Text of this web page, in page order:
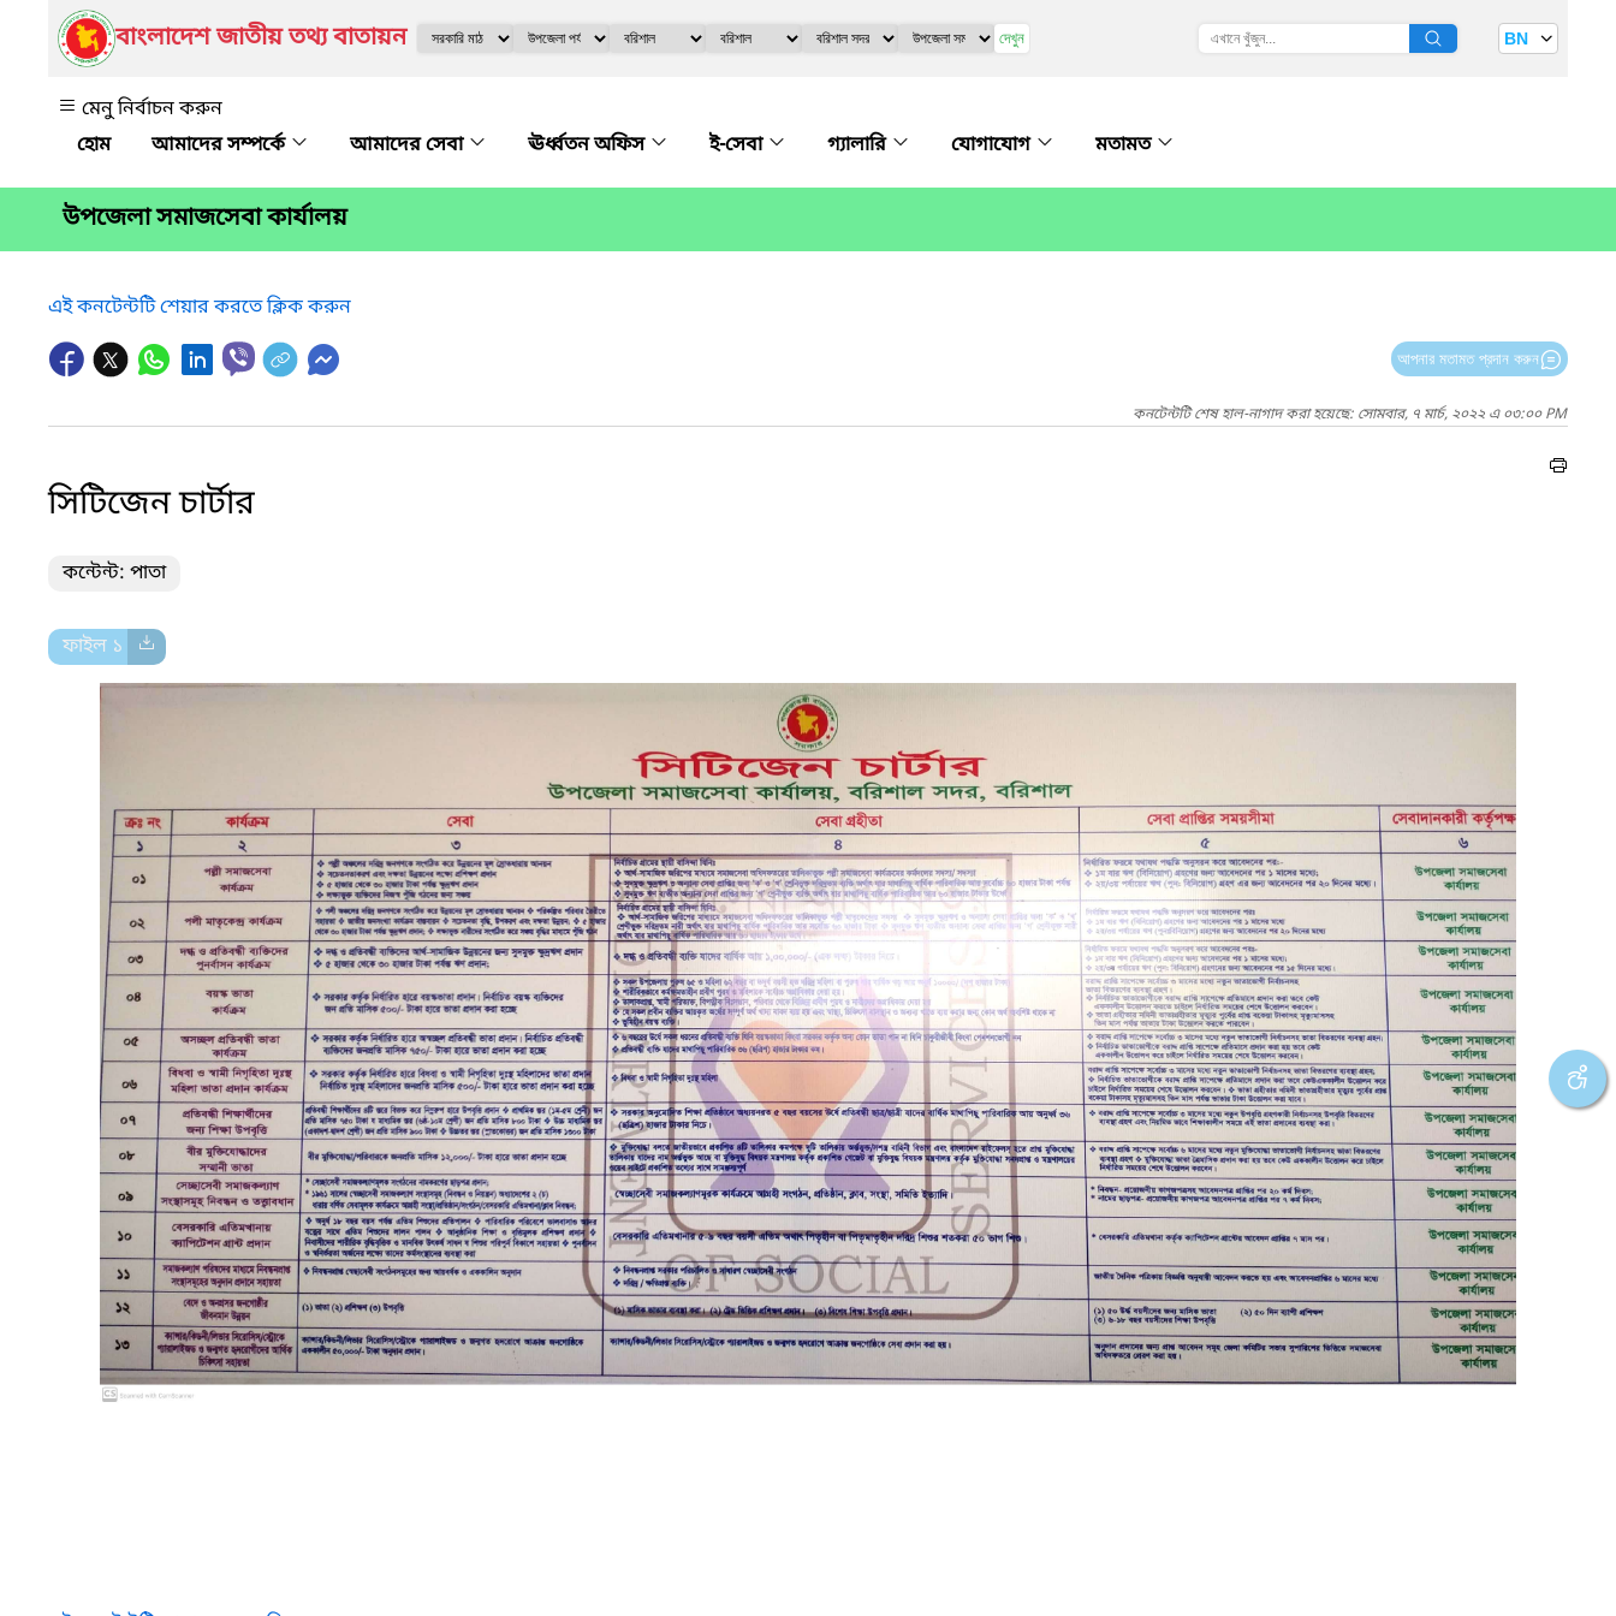
বাংলাদেশ জাতীয় তথ্য বাতায়ন দেখুন BN
মেনু নির্বাচন করুন
আমাদের সম্পর্কে
আমাদের সেবা ঊর্ধ্বতন অফিস ই-সেবা গ্যালারি যোগাযোগ মতামত
উপজেলা সমাজসেবা কার্যালয়
এই কনটেন্টটি শেয়ার করতে ক্লিক করুন
আপনার মতামত প্রদান করুন
কনটেন্টটি শেষ হাল-নাগাদ করা হয়েছে: সোমবার, ৭ মার্চ, ২০২২ এ ০৩:০০ PM
সিটিজেন চার্টার
কন্টেন্ট: পাতা
ফাইল ১